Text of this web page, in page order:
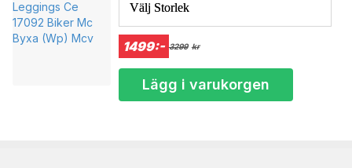
Välj Storlek
1499:- 3299 kr
Lägg i varukorgen